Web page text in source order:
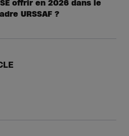
offrir en 2026 dans le
URSSAF ?